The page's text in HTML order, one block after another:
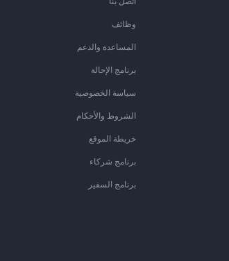
وظائف
المساعدة والدعم
برنامج الإحالة
سياسة الخصوصية
الشروط والأحكام
خريطة الموقع
برنامج شركاء
برنامج السفير